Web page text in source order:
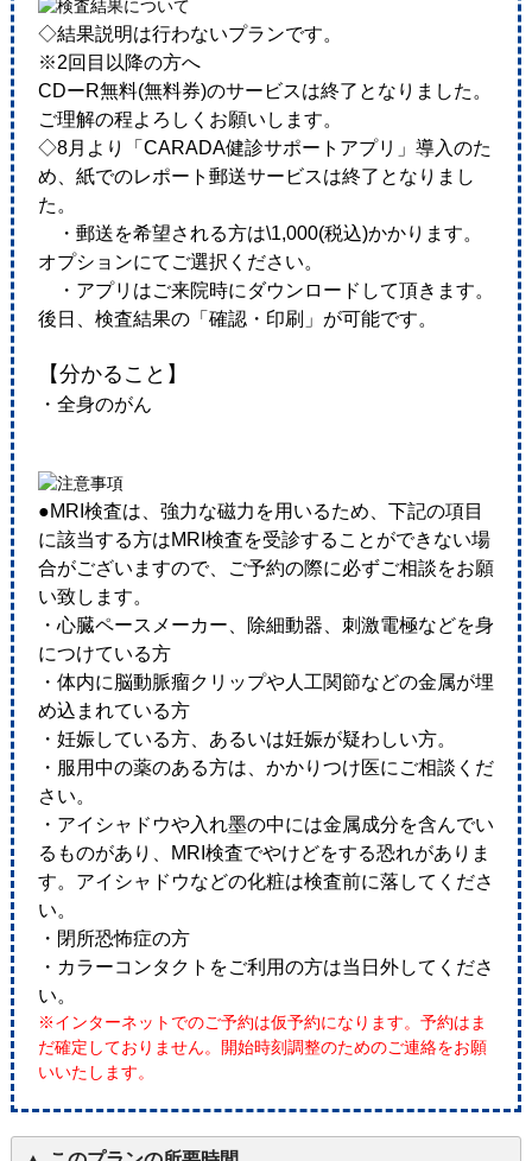
◇結果説明は行わないプランです。
※2回目以降の方へ
CDーR無料(無料券)のサービスは終了となりました。
ご理解の程よろしくお願いします。
◇8月より「CARADA健診サポートアプリ」導入のた
め、紙でのレポート郵送サービスは終了となりまし
た。
・郵送を希望される方は\1,000(税込)かかります。
オプションにてご選択ください。
・アプリはご来院時にダウンロードして頂きます。
後日、検査結果の「確認・印刷」が可能です。
【分かること】
・全身のがん
●MRI検査は、強力な磁力を用いるため、下記の項目
に該当する方はMRI検査を受診することができない場
合がございますので、ご予約の際に必ずご相談をお願
い致します。
・心臓ペースメーカー、除細動器、刺激電極などを身
につけている方
・体内に脳動脈瘤クリップや人工関節などの金属が埋
め込まれている方
・妊娠している方、あるいは妊娠が疑わしい方。
・服用中の薬のある方は、かかりつけ医にご相談くだ
さい。
・アイシャドウや入れ墨の中には金属成分を含んでい
るものがあり、MRI検査でやけどをする恐れがありま
す。アイシャドウなどの化粧は検査前に落してくださ
い。
・閉所恐怖症の方
・カラーコンタクトをご利用の方は当日外してくださ
い。
※インターネットでのご予約は仮予約になります。予約はま
だ確定しておりません。開始時刻調整のためのご連絡をお願
いいたします。